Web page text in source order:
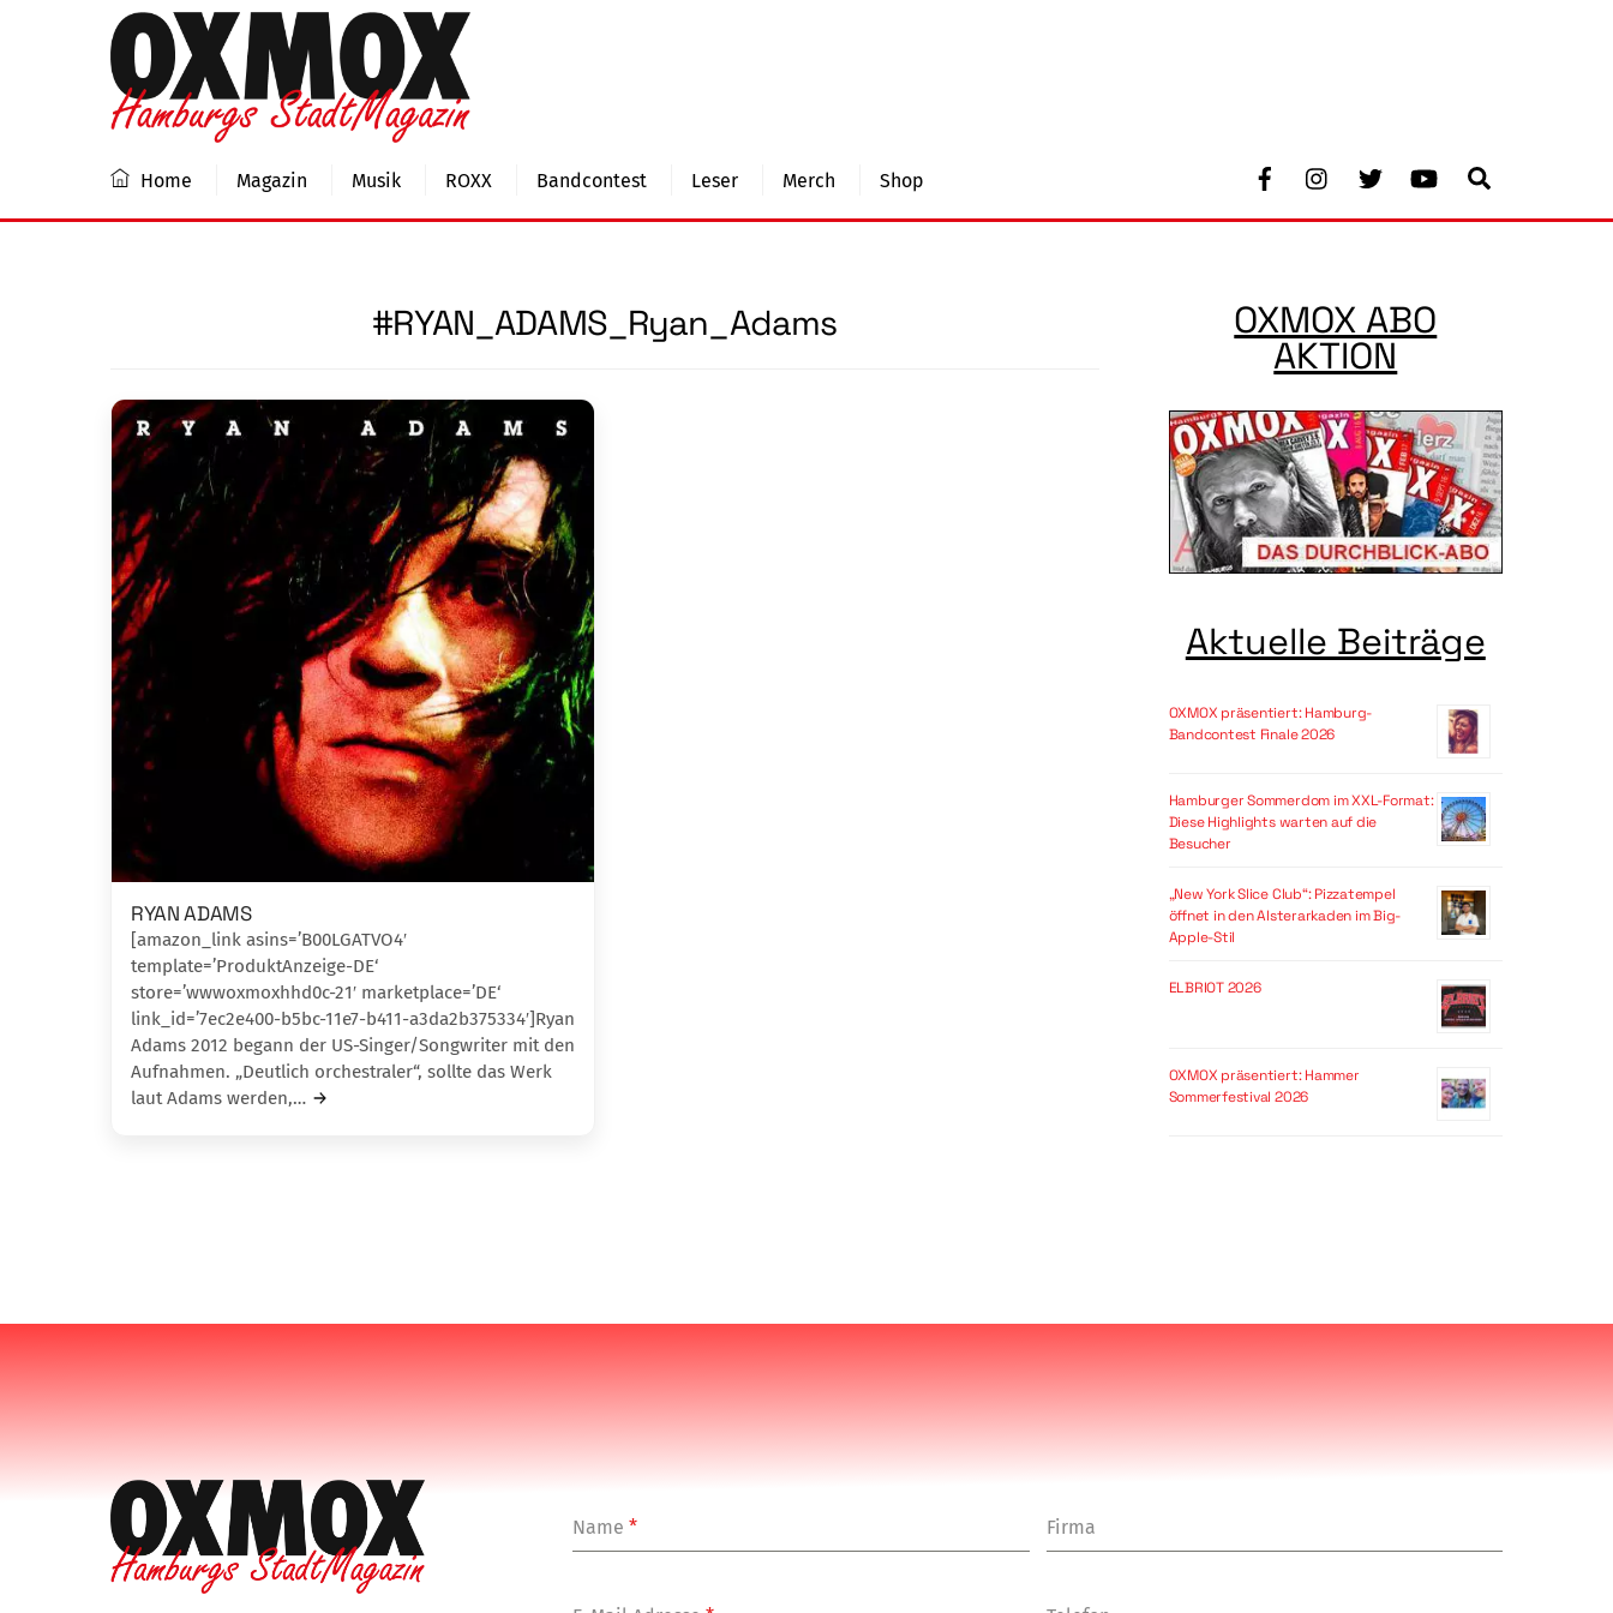
Facebook Youtube
Home Magazin Musik ROXX Bandcontest Leser Merch Shop
#RYAN_ADAMS_Ryan_Adams
RYAN ADAMS
[amazon_link asins=’B00LGATVO4′
template=’ProduktAnzeige-DE‘
store=’wwwoxmoxhhd0c-21′ marketplace=’DE‘
link_id=’7ec2e400-b5bc-11e7-b411-a3da2b375334′]Ryan
Adams 2012 begann der US-Singer/Songwriter mit den
Aufnahmen. „Deutlich orchestraler“, sollte das Werk
laut Adams werden,…
OXMOX ABO
AKTION
Aktuelle Beiträge
OXMOX präsentiert: Hamburg-
Bandcontest Finale 2026
Hamburger Sommerdom im XXL-Format:
Diese Highlights warten auf die
Besucher
„New York Slice Club“: Pizzatempel
öffnet in den Alsterarkaden im Big-
Apple-Stil
ELBRIOT 2026
OXMOX präsentiert: Hammer
Sommerfestival 2026
Name* Firma